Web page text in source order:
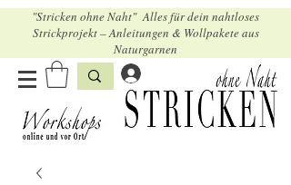
"Stricken ohne Naht" Alles für dein nahtloses
Strickprojekt – Anleitungen & Wollpakete aus
Naturgarnen